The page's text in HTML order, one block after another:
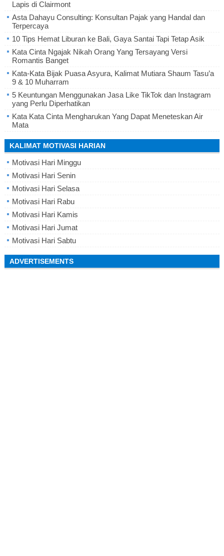
Lapis di Clairmont
Asta Dahayu Consulting: Konsultan Pajak yang Handal dan
Terpercaya
10 Tips Hemat Liburan ke Bali, Gaya Santai Tapi Tetap Asik
Kata Cinta Ngajak Nikah Orang Yang Tersayang Versi
Romantis Banget
Kata-Kata Bijak Puasa Asyura, Kalimat Mutiara Shaum Tasu’a
9 & 10 Muharram
5 Keuntungan Menggunakan Jasa Like TikTok dan Instagram
yang Perlu Diperhatikan
Kata Kata Cinta Mengharukan Yang Dapat Meneteskan Air
Mata
KALIMAT MOTIVASI HARIAN
Motivasi Hari Minggu
Motivasi Hari Senin
Motivasi Hari Selasa
Motivasi Hari Rabu
Motivasi Hari Kamis
Motivasi Hari Jumat
Motivasi Hari Sabtu
ADVERTISEMENTS